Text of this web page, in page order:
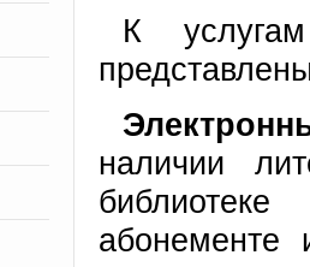
К
наличии